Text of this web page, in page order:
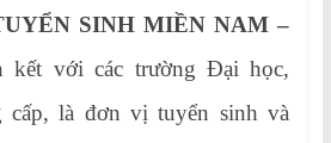
SINH MIỀN NAM –
kết với các trường Đại học,
cấp, là đơn vị tuyển sinh và